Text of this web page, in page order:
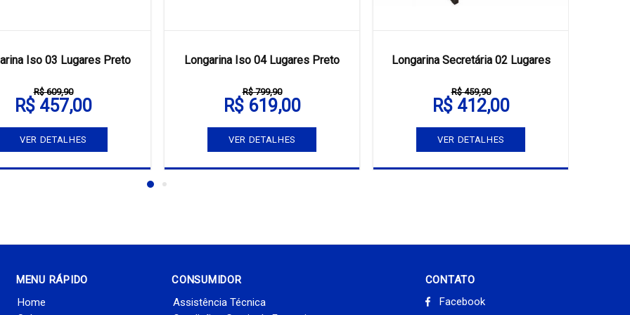
Iso 03 Lugares Preto
R$ 609,90
R$ 457,00
VER DETALHES
Longarina Iso 04 Lugares Preto
R$ 799,90
R$ 619,00
VER DETALHES
Longarina Secretária 02 Lugares
R$ 459,90
R$ 412,00
VER DETALHES
MENU RÁPIDO
Home
CONSUMIDOR
Assistência Técnica
CONTATO
Facebook